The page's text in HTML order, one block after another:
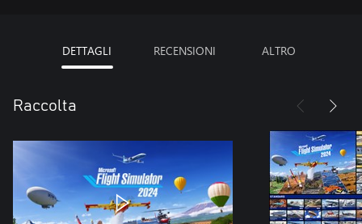
DETTAGLI RECENSIONI ALTRO
Raccolta